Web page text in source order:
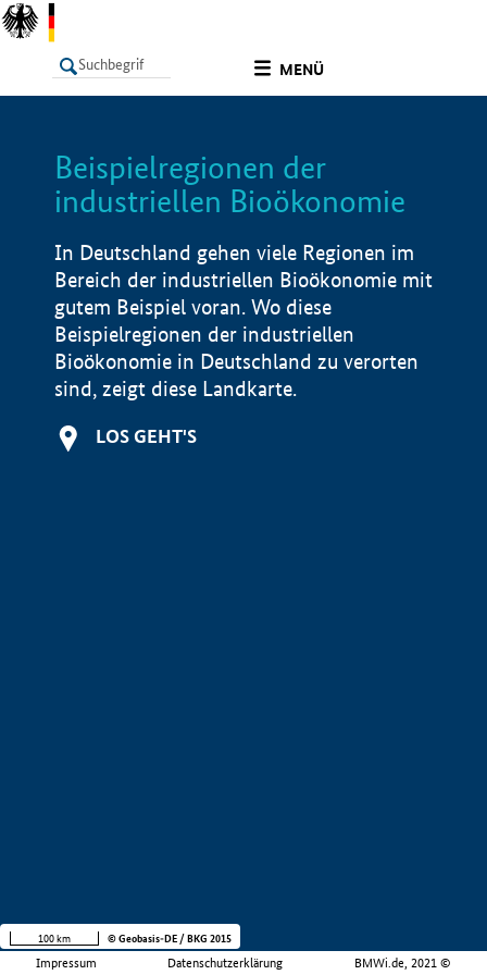
MENÜ
LISTE
Beispielregionen der
industriellen Bioökonomie
In Deutschland gehen viele Regionen im
Bereich der industriellen Bioökonomie mit
gutem Beispiel voran. Wo diese
Beispielregionen der industriellen
Bioökonomie in Deutschland zu verorten
sind, zeigt diese Landkarte.
LOS GEHT'S
Impressum Datenschutzerklärung BMWi.de, 2021 ©
100 km © Geobasis-DE / BKG 2015